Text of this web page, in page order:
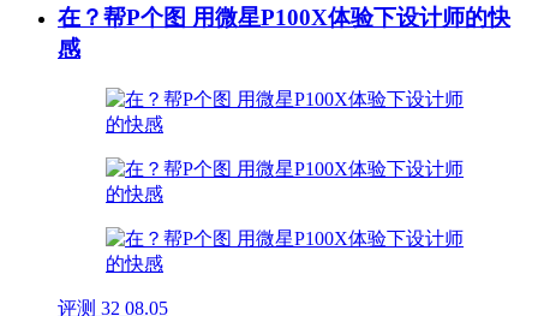
在？帮P个图 用微星P100X体验下设计师的快
感
评测 32 08.05